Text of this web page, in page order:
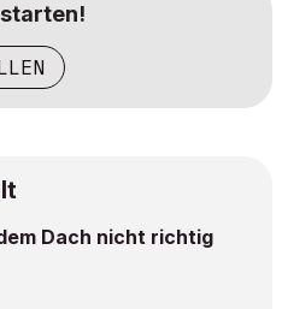
Dach nicht richtig